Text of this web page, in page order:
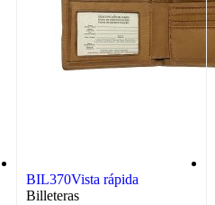
BIL370Vista rápida
Billeteras